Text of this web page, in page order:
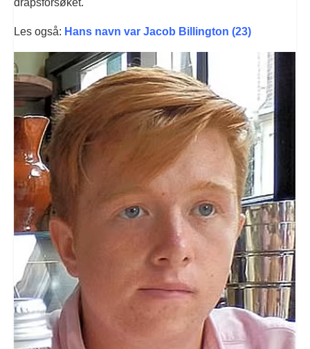
drapsforsøket.
Les også: Hans navn var Jacob Billington (23)